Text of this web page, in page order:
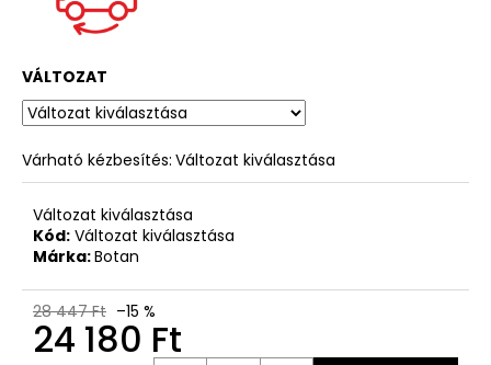
VÁLTOZAT
Várható kézbesítés: Változat kiválasztása
Változat kiválasztása
Kód: Változat kiválasztása
Márka:Botan
28 447 Ft –15 %
24 180 Ft